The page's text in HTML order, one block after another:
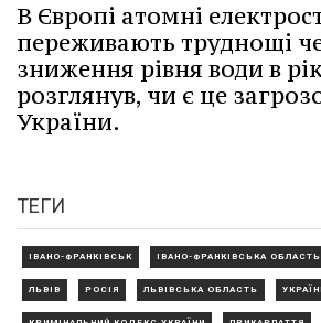
В Європі атомні
переживають труднощі
зниження рівня води в
розглянув, чи є це
України.
ТЕГИ
ІВАНО-ФРАНКІВСЬК ІВАНО-ФРАНКІВСЬКА ОБЛАСТЬ
ЛЬВІВ РОСІЯ ЛЬВІВСЬКА ОБЛАСТЬ